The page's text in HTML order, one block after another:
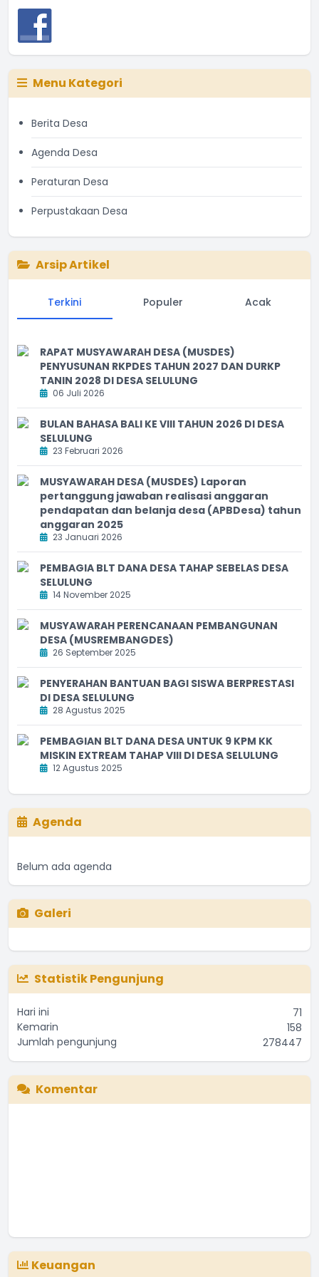
Menu Kategori
Berita Desa
Agenda Desa
Peraturan Desa
Perpustakaan Desa
Arsip Artikel
Terkini Populer Acak
RAPAT MUSYAWARAH DESA (MUSDES)
PENYUSUNAN RKPDES TAHUN 2027 DAN DURKP
TANIN 2028 DI DESA SELULUNG
06 Juli 2026
BULAN BAHASA BALI KE VIII TAHUN 2026 DI DESA
SELULUNG
23 Februari 2026
MUSYAWARAH DESA (MUSDES) Laporan
pertanggung jawaban realisasi anggaran
pendapatan dan belanja desa (APBDesa) tahun
anggaran 2025
23 Januari 2026
PEMBAGIA BLT DANA DESA TAHAP SEBELAS DESA
SELULUNG
14 November 2025
MUSYAWARAH PERENCANAAN PEMBANGUNAN
DESA (MUSREMBANGDES)
26 September 2025
PENYERAHAN BANTUAN BAGI SISWA BERPRESTASI
DI DESA SELULUNG
28 Agustus 2025
PEMBAGIAN BLT DANA DESA UNTUK 9 KPM KK
MISKIN EXTREAM TAHAP VIII DI DESA SELULUNG
12 Agustus 2025
Agenda
Belum ada agenda
Galeri
Statistik Pengunjung
Hari ini
71
Kemarin
158
Jumlah pengunjung
278447
Komentar
Keuangan